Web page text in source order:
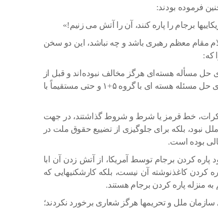
برجام را پاره کنند، آن را آتش می زنیم!»
مقام معظم رهبری باشد و چه نباشد، این دو سخن
که:
حل مسأله هسته‌ای هرگز مخالف نبوده‌اند و قبل از
بر سرکار آمدن دولت یازدهم نیز مذاکراتی برای حل مسئله هسته ای با گروه ۵+۱ و حتی مستقیماً با
خط قرمز یا شرط و شروط گذاشتند، در جهت
نبود، بلکه برای جلوگیزی از تضییع حقوق ملت در
بوده است.
پاره کردن برجام توسط آمریکا، از آتش زدن آن ابا
کردن کاغذنوشته آن نیست، بلکه کارشکنیهایی که
منزله پاره کردن برجام هستند.
ملل و تحریمها هرگز شعاری برخورد نکردند؛